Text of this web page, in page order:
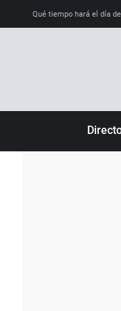
Qué tiempo hará el día